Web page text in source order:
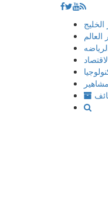
إذهب
المحتوى
الخليج
العالم